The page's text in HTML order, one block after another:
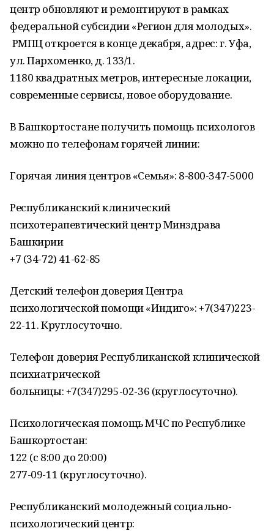
центр обновляют и ремонтируют в рамках
федеральной субсидии «Регион для молодых».
РМПЦ откроется в конце декабря, адрес: г. Уфа,
ул. Пархоменко, д. 133/1.
1180 квадратных метров, интересные локации,
современные сервисы, новое оборудование.
В Башкортостане получить помощь психологов
можно по телефонам горячей линии:
Горячая линия центров «Семья»: 8-800-347-5000
Республиканский клинический
психотерапевтический центр Минздрава
Башкирии
+7 (34-72) 41-62-85
Детский телефон доверия Центра
психологической помощи «Индиго»: +7(347)223-
22-11. Круглосуточно.
Телефон доверия Республиканской клинической
психиатрической
больницы: +7(347)295-02-36 (круглосуточно).
Психологическая помощь МЧС по Республике
Башкортостан:
122 (с 8:00 до 20:00)
277-09-11 (круглосуточно).
Республиканский молодежный социально-
психологический центр: